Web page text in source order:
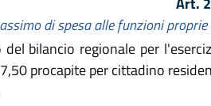
di spesa alle funzioni
bilancio regionale per
procapite per cittadino